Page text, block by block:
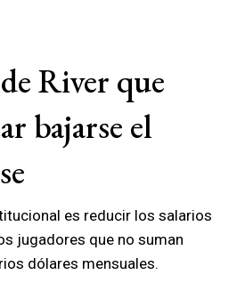
River que
bajarse el
es reducir los salarios
jugadores que no suman
dólares mensuales.